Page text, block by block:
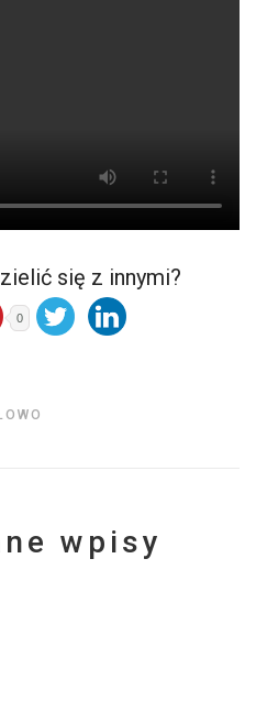
się z innymi?
0
wpisy